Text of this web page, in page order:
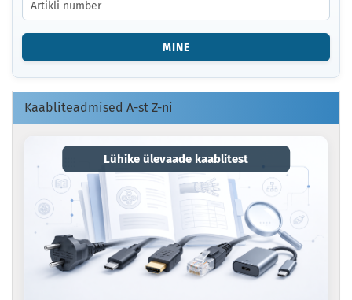
TOOTE
NUMBER
VÕI
KOOD.
MINE
Kaabliteadmised A-st Z-ni
Lühike ülevaade kaablitest